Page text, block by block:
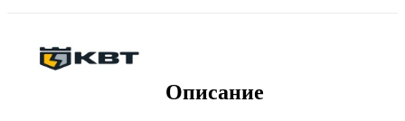
Описание